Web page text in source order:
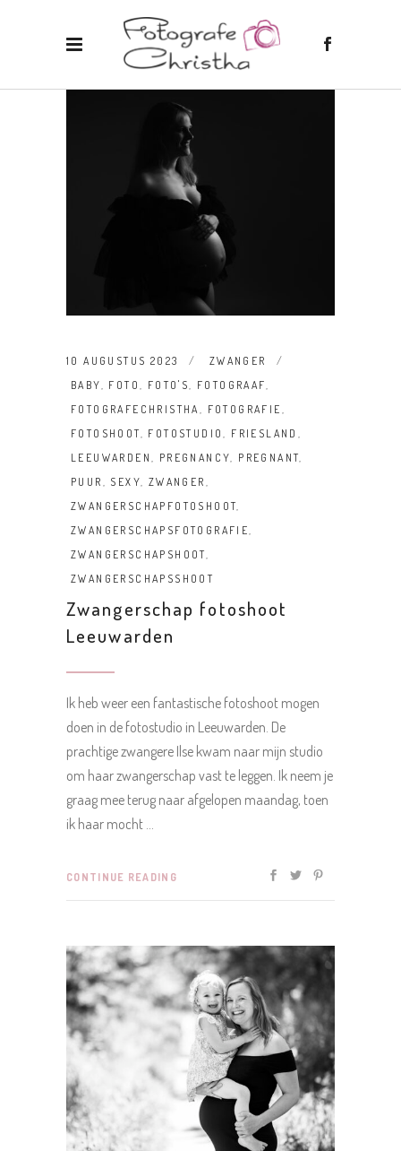
10 AUGUSTUS 2023
ZWANGER
BABY, FOTO, FOTO'S, FOTOGRAAF,
FOTOGRAFECHRISTHA, FOTOGRAFIE ,
FOTOSHOOT, FOTOSTUDIO, FRIESLAND ,
LEEUWARDEN, PREGNANCY, PREGNANT,
PUUR , SEXY, ZWANGER ,
ZWANGERSCHAPFOTOSHOOT,
ZWANGERSCHAPSFOTOGRAFIE,
ZWANGERSCHAPSHOOT,
ZWANGERSCHAPSSHOOT
Zwangerschap fotoshoot
Leeuwarden
Ik heb weer een fantastische fotoshoot mogen
doen in de fotostudio in Leeuwarden. De
prachtige zwangere Ilse kwam naar mijn studio
om haar zwangerschap vast te leggen. Ik neem je
graag mee terug naar afgelopen maandag, toen
ik haar mocht
CONTINUE READING